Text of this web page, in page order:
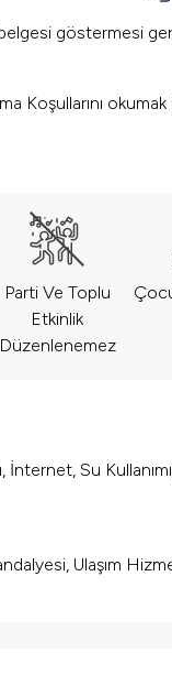
belgesi göstermesi
Koşullarını okumak
Parti Ve Toplu
Etkinlik
Düzenlenemez
Su
Ulaşım